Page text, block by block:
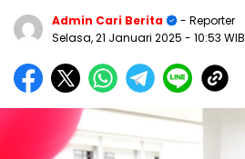
Admin Cari Berita
- Reporter
Selasa, 21 Januari 2025 - 10:53 WIB